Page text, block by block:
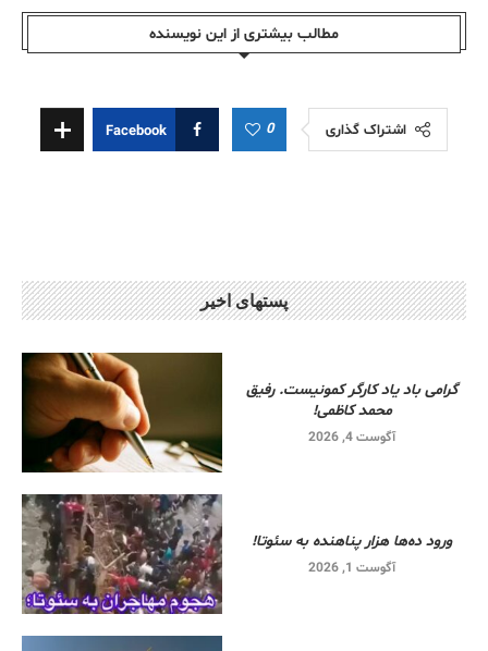
مطالب بیشتری از این نویسندە
اشتراک گذاری 0
Facebook
پستهای اخیر
گرامی باد یاد کارگر کمونیست. رفیق
محمد کاظمی!
آگوست 4, 2026
ورود ده‌ها هزار پناهنده به سئوتا!
آگوست 1, 2026